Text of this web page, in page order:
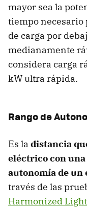
mayor sea la
tiempo necesario
de carga por
medianamente
considera carga
kW ultra rápida.
Rango de
Es la distancia
eléctrico con
autonomía de un
través de las
Harmonized